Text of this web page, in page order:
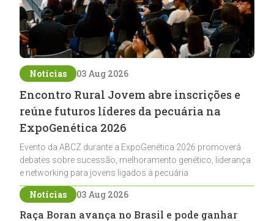
Notícias 03 Aug 2026
Encontro Rural Jovem abre inscrições e
reúne futuros líderes da pecuária na
ExpoGenética 2026
Evento da ABCZ durante a ExpoGenética 2026 promoverá
debates sobre sucessão, melhoramento genético, liderança
e networking para jovens ligados à pecuária
Notícias 03 Aug 2026
Raça Boran avança no Brasil e pode ganhar